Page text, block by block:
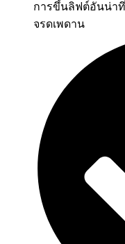
การขึ้นลิฟต์อันน่า
จรดเพดาน